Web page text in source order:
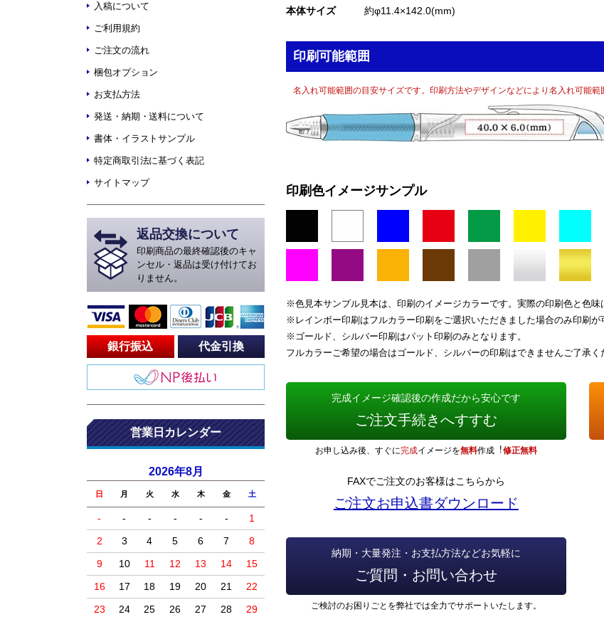
入稿について
ご利用規約
ご注文の流れ
梱包オプション
お支払方法
発送・納期・送料について
書体・イラストサンプル
特定商取引法に基づく表記
サイトマップ
返品交換について
印刷商品の最終確認後のキャ
ンセル・返品は受け付けてお
りません。
銀行振込 代金引換
営業日カレンダー
2026年8月
日 月 火 水 木 金 土
- - - - - -
1
2
3 4 5 6 7
8
9
10 11 12 13 14
15
16
17 18 19 20 21
22
23
24 25 26 27 28 29
本体サイズ
約φ11.4×142.0(mm)
印刷可能範囲
名入れ可能範囲の目安サイズです。印刷方法やデザインなどにより名入れ可能範
印刷色イメージサンプル
※色見本サンプル見本は、印刷のイメージカラーです。実際の印刷色と色味
※レインボー印刷はフルカラー印刷をご選択いただきました場合のみ印刷が
※ゴールド、シルバー印刷はパット印刷のみとなります。
フルカラーご希望の場合はゴールド、シルバーの印刷はできませんご了承く
完成イメージ確認後の作成だから安心です
ご注文手続きへすすむ
お申し込み後、すぐに完成イメージを無料作成︕修正無料
FAXでご注文のお客様はこちらから
ご注文お申込書ダウンロード
納期・大量発注・お支払方法などお気軽に
ご質問・お問い合わせ
ご検討のお困りごとを弊社では全力でサポートいたします。